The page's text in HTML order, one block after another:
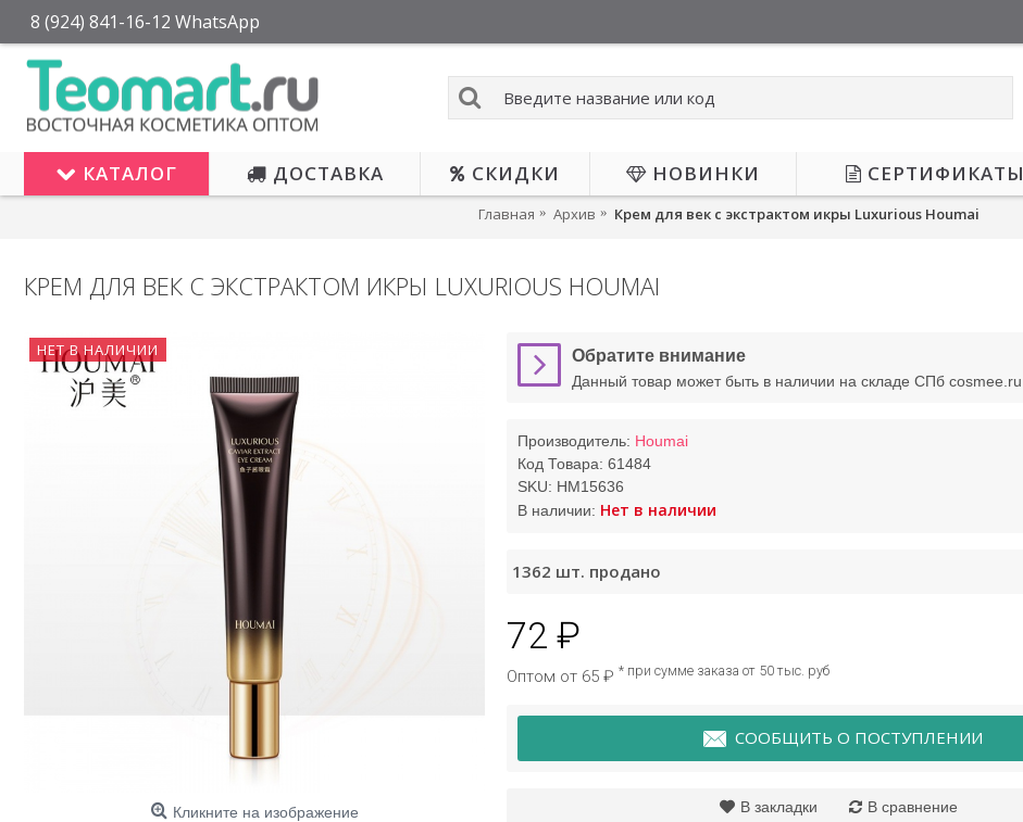
8 (924) 841-16-12 WhatsApp
КАТАЛОГ ДОСТАВКА СКИДКИ НОВИНКИ СЕРТИФИКАТЫ
Главная Архив Крем для век с экстрактом икры Luxurious Houmai
КРЕМ ДЛЯ ВЕК С ЭКСТРАКТОМ ИКРЫ LUXURIOUS HOUMAI
НЕТ В НАЛИЧИИ
Кликните на изображение
Обратите внимание
Данный товар может быть в наличии на складе СПб cosmee.ru
Производитель: Houmai
Код Товара: 61484
SKU: HM15636
В наличии: Нет в наличии
1362 шт. продано
72 ₽
Оптом от 65 ₽ * при сумме заказа от 50 тыс. руб
СООБЩИТЬ О ПОСТУПЛЕНИИ
В закладки В сравнение